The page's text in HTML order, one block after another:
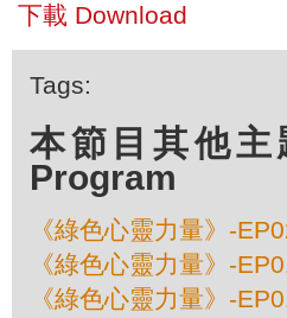
下載 Download
Tags:
本節目其他主
Program
《綠色心靈力量》-
《綠色心靈力量》-
《綠色心靈力量》-